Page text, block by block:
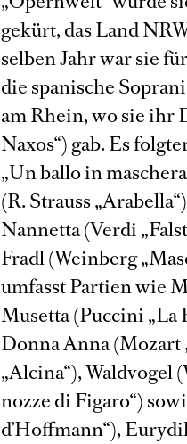
gekürt, das Land
selben Jahr war sie
die spanische
am Rhein, wo sie ihr
Naxos“) gab. Es
„Un ballo in
(R. Strauss
Nannetta (Verdi
Fradl (Weinberg
umfasst Partien wie
Musetta (Puccini „La
Donna Anna
„Alcina“), Waldvogel
nozze di Figaro“)
d’Hoffmann“),